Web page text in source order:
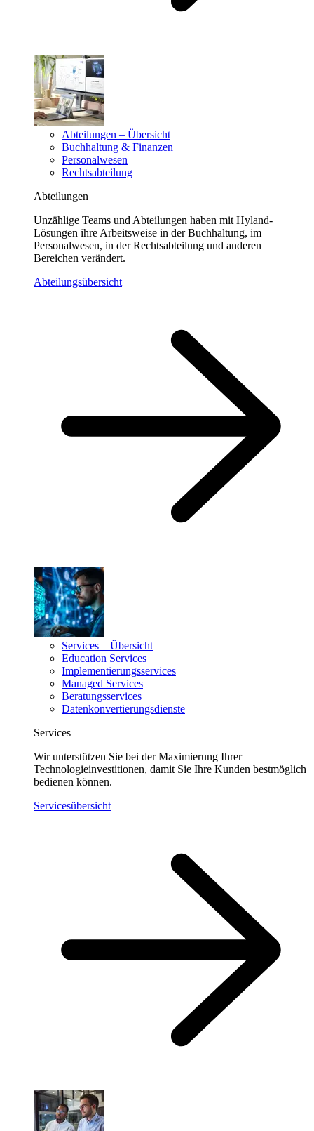
Abteilungen – Übersicht
Buchhaltung & Finanzen
Personalwesen
Rechtsabteilung
Abteilungen
Unzählige Teams und Abteilungen haben mit Hyland-
Lösungen ihre Arbeitsweise in der Buchhaltung, im
Personalwesen, in der Rechtsabteilung und anderen
Bereichen verändert.
Abteilungsübersicht
Services – Übersicht
Education Services
Implementierungsservices
Managed Services
Beratungsservices
Datenkonvertierungsdienste
Services
Wir unterstützen Sie bei der Maximierung Ihrer
Technologieinvestitionen, damit Sie Ihre Kunden bestmöglich
bedienen können.
Servicesübersicht